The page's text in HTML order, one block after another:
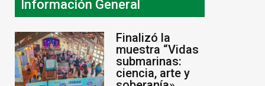
Información General
Finalizó la
muestra “Vidas
submarinas:
ciencia, arte y